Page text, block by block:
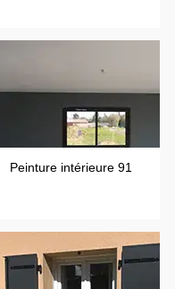
Peinture intérieure 91